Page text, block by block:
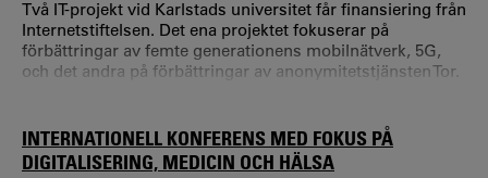
Två IT-projekt vid Karlstads universitet får finansiering från
Internetstiftelsen. Det ena projektet fokuserar på
förbättringar av femte generationens mobilnätverk, 5G,
och det andra på förbättringar av anonymitetstjänsten Tor.
Internetfond.
INTERNATIONELL KONFERENS MED FOKUS PÅ
DIGITALISERING, MEDICIN OCH HÄLSA